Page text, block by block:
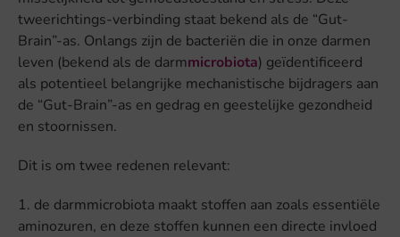
tweerichtings-verbinding staat bekend als de “Gut-
Brain”-as. Onlangs zijn de bacteriën die in onze darmen
leven (bekend als de darmmicrobiota) geïdentificeerd
als potentieel belangrijke mechanistische bijdragers aan
de “Gut-Brain”-as en gedrag en geestelijke gezondheid
en stoornissen.
Dit is om twee redenen relevant:
de darmmicrobiota maakt stoffen aan zoals essentiële
aminozuren, en deze stoffen kunnen een directe invloed